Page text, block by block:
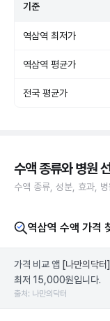
기준
역삼역 최저가
역삼역 평균가
전국 평균가
수액 종류와 병원
수액 종류, 성분, 효과,
역삼역 수액 가격
가격 비교 앱 [나만의닥터]
최저 15,000원입니다.
출처: 나만의닥터